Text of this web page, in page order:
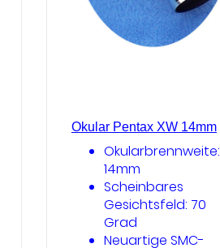
Okular Pentax XW 14mm
Okularbrennweite:
14mm
Scheinbares
Gesichtsfeld: 70
Grad
Neuartige SMC-